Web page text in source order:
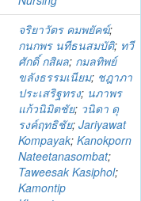
จริยาวัตร คมพยัคฆ์;
กนกพร นทีธนสมบัติ; ทวี
ศักดิ์ กสิผล; กมลทิพย์
ขลังธรรมเนียม; ชฎาภา
ประเสริฐทรง; นภาพร
แก้วนิมิตชัย; วนิดา ดุ
รงค์ฤทธิชัย; Jariyawat
Kompayak; Kanokporn
Nateetanasombat;
Taweesak Kasiphol;
Kamontip